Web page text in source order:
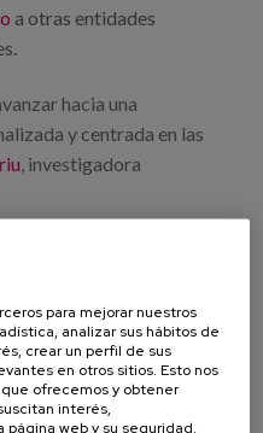
a otras entidades
hacia una
y centrada en las
, investigadora
y dignidad”,
de ATECE
social
para mejorar nuestros
analizar sus hábitos de
crear un perfil de sus
en otros sitios. Esto nos
ofrecemos y obtener
interés,
web y su seguridad.